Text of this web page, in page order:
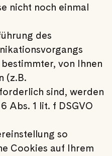
nicht noch einmal
des
von Ihnen
(z.B.
sind, werden
Abs. 1 lit. f DSGVO
so
Cookies auf Ihrem